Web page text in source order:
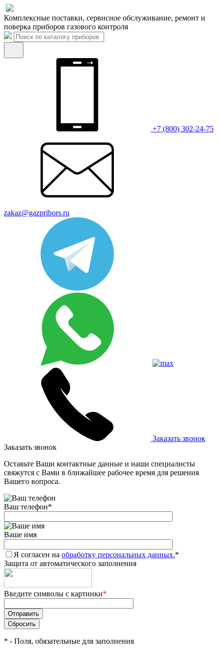
Комплексные поставки, сервисное обслуживание, ремонт и
поверка приборов газового контроля
+7 (800) 302-24-75
zakaz@gazpribors.ru
Заказать звонок
Заказать звонок
Оставьте Ваши контактные данные и наши специалисты
свяжутся с Вами в ближайшее рабочее время для решения
Вашего вопроса.
Ваш телефон*
Ваше имя
Я согласен на обработку персональных данных.*
Защита от автоматического заполнения
Введите символы с картинки*
* - Поля, обязательные для заполнения